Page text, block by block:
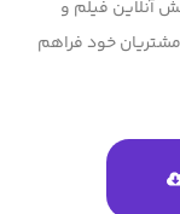
آنلاین فیلم و
مشتریان خود فراهم